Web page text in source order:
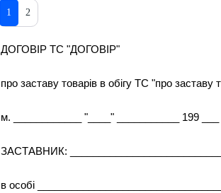
1 2
ДОГОВІР TC "ДОГОВІР"
про заставу товарів в обігу TC "про заставу
м. ____________ "____" ___________ 199 ___
ЗАСТАВНИК:
в особі